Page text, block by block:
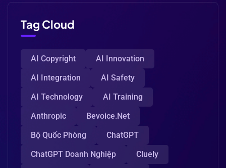
Tag Cloud
AI Copyright
AI Innovation
AI Integration
AI Safety
AI Technology
AI Training
Anthropic
Bevoice.net
Bộ Quốc Phòng
ChatGPT
ChatGPT Doanh Nghiệp
Cluely